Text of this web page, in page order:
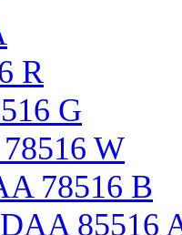
R
G
W
78516 B
DAA 85516